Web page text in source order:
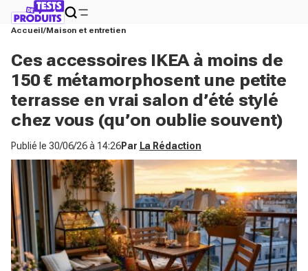
Accueil Maison et entretien
Ces accessoires IKEA à moins de
150 € métamorphosent une petite
terrasse en vrai salon d’été stylé
chez vous (qu’on oublie souvent)
Publié le 30/06/26 à 14:26Par La Rédaction